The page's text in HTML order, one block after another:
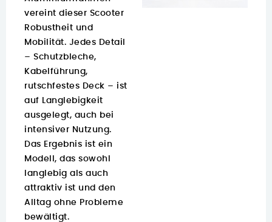
vereint dieser Scooter
Robustheit und
Mobilität. Jedes Detail
– Schutzbleche,
Kabelführung,
rutschfestes Deck – ist
auf Langlebigkeit
ausgelegt, auch bei
intensiver Nutzung.
Das Ergebnis ist ein
Modell, das sowohl
langlebig als auch
attraktiv ist und den
Alltag ohne Probleme
bewältigt.